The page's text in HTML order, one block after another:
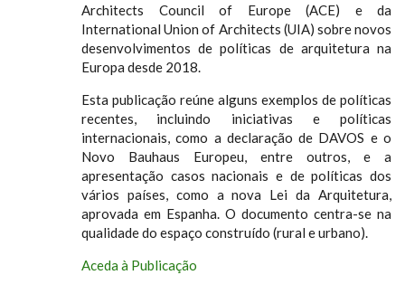
Architects Council of Europe (ACE) e da
International Union of Architects (UIA) sobre novos
desenvolvimentos de políticas de arquitetura na
Europa desde 2018.
Esta publicação reúne alguns exemplos de políticas
recentes, incluindo iniciativas e políticas
internacionais, como a declaração de DAVOS e o
Novo Bauhaus Europeu, entre outros, e a
apresentação casos nacionais e de políticas dos
vários países, como a nova Lei da Arquitetura,
aprovada em Espanha. O documento centra-se na
qualidade do espaço construído (rural e urbano).
Aceda à Publicação